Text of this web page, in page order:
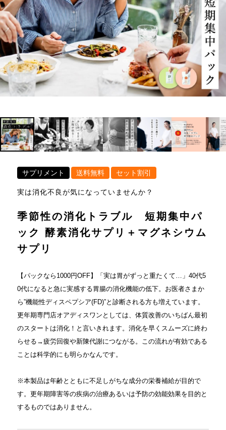
サプリメント 送料無料 セット割引
実は消化不良が気になっていませんか？
季節性の消化トラブル 短期集中パ
ック 酵素消化サプリ＋マグネシウム
サプリ
【パックなら1000円OFF】「実は胃がずっと重たくて…」40代5
0代になると急に実感する胃腸の消化機能の低下。お医者さまか
ら”機能性ディスペプシア(FD)”と診断される方も増えています。
更年期専門店オアディスワンとしては、体質改善のいちばん最初
のスタートは消化！と言いきれます。消化を早くスムーズに終わ
らせる→疲労回復や新陳代謝につながる。この流れが有効である
ことは科学的にも明らかなんです。
※本製品は年齢とともに不足しがちな成分の栄養補給が目的で
す。更年期障害等の疾病の治療あるいは予防の効能効果を目的と
するものではありません。